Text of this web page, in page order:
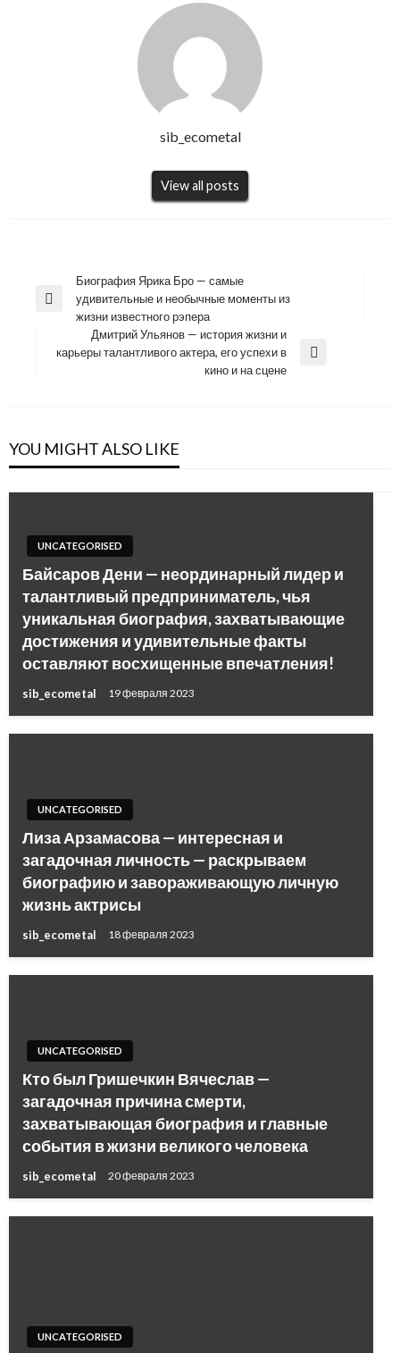
sib_ecometal
View all posts
Навигация
по
записям
Previous
Биография Ярика Бро — самые
удивительные и необычные моменты из
жизни известного рэпера
Next
Дмитрий Ульянов — история жизни и
карьеры талантливого актера, его успехи в
кино и на сцене
YOU MIGHT ALSO LIKE
UNCATEGORISED
Байсаров Дени — неординарный лидер и
талантливый предприниматель, чья
уникальная биография, захватывающие
достижения и удивительные факты
оставляют восхищенные впечатления!
sib_ecometal 19 февраля 2023
UNCATEGORISED
Лиза Арзамасова — интересная и
загадочная личность — раскрываем
биографию и завораживающую личную
жизнь актрисы
sib_ecometal 18 февраля 2023
UNCATEGORISED
Кто был Гришечкин Вячеслав —
загадочная причина смерти,
захватывающая биография и главные
события в жизни великого человека
sib_ecometal 20 февраля 2023
UNCATEGORISED